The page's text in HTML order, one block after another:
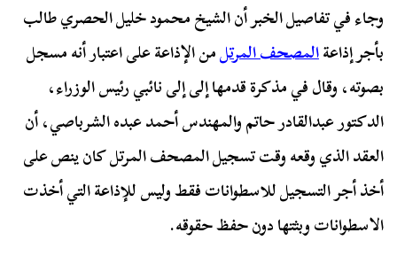
وجاء في تفاصيل الخبر أن الشيخ محمود خليل الحصري طالب
بأجر إذاعةالمصحف المرتلمن الإذاعة على اعتبار أنه مسجل
بصوته، وقال في مذكرة قدمها إلى إلى نائبي رئيس الوزراء،
الدكتور عبدالقادر حاتم والمهندس أحمد عبده الشرباصي، أن
العقد الذي وقعه وقت تسجيل المصحف المرتل كان ينص على
أخذ أجر التسجيل للاسطوانات فقط وليس للإذاعة التي أخذت
الاسطوانات وبثتها دون حفظ حقوقه.